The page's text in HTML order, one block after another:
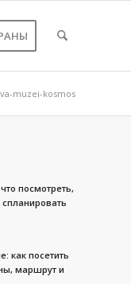
muzei-kosmos
посмотреть,
спланировать
как посетить
маршрут и